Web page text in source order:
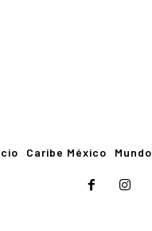
Caribe México Mundo